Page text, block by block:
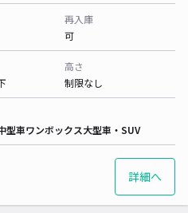
再入庫
可
高さ
制限なし
型車ワンボックス大型車・SUV
詳細へ